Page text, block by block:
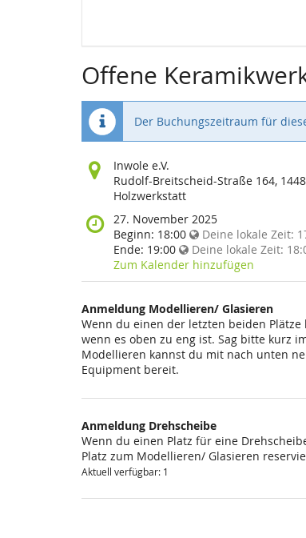
Offene
Der Buchungszeitraum für
Wo
findet
diese
statt?
Inwole e.V.
Rudolf-Breitscheid-Straße 164,
Holzwerkstatt
Wann
findet
diese
Veranstaltung
statt?
27. November 2025
Beginn: 18:00 Deine lokale Zeit:
Ende: 19:00 Deine lokale Zeit:
Zum Kalender hinzufügen
Anmeldung Modellieren/ Glasieren
Wenn du einen der letzten beiden
wenn es oben zu eng ist. Sag bitte kurz
Modellieren kannst du mit nach unten
Equipment bereit.
Anmeldung Drehscheibe
Wenn du einen Platz für eine
Platz zum Modellieren/ Glasieren
Aktuell verfügbar: 1